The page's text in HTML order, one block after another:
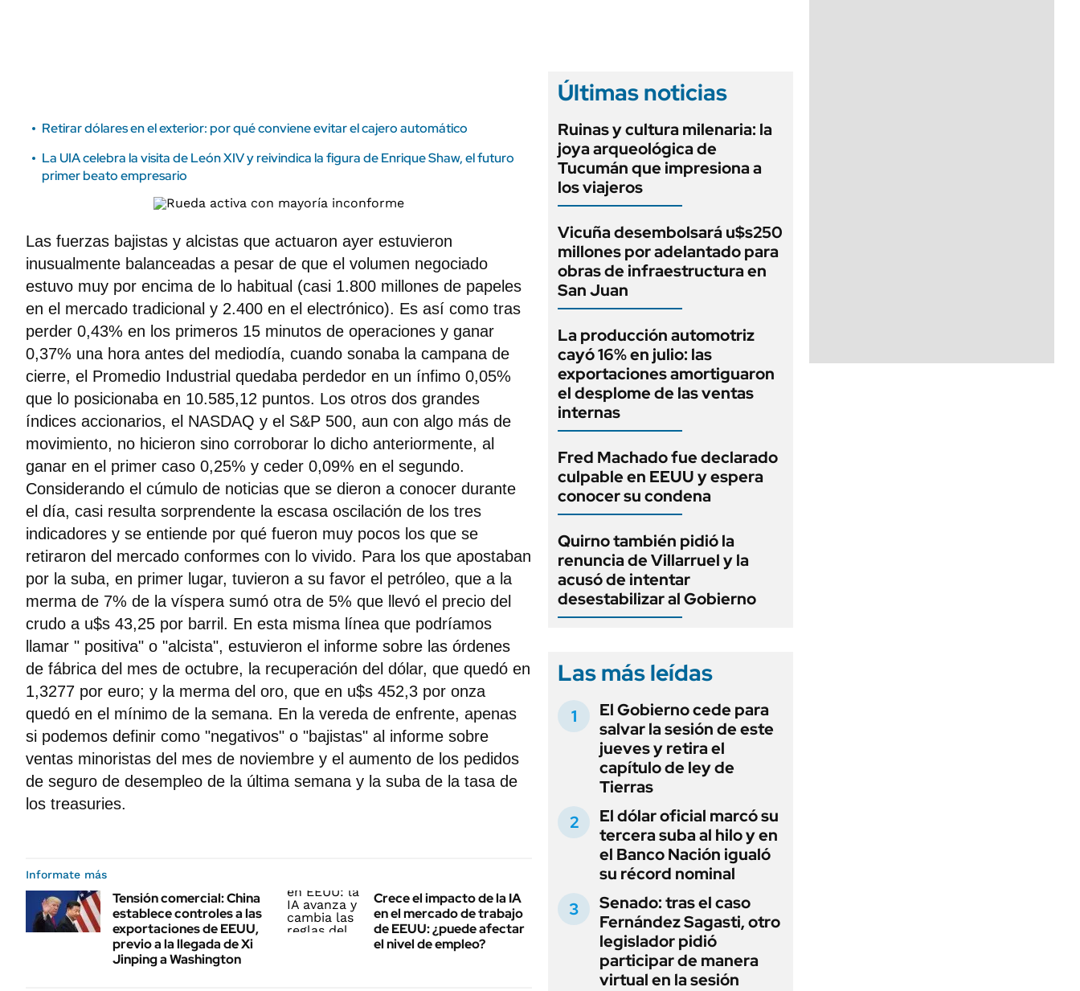
Retirar dólares en el exterior: por qué conviene evitar el cajero automático
La UIA celebra la visita de León XIV y reivindica la figura de Enrique Shaw, el futuro
primer beato empresario
Las fuerzas bajistas y alcistas que actuaron ayer estuvieron
inusualmente balanceadas a pesar de que el volumen negociado
estuvo muy por encima de lo habitual (casi 1.800 millones de papeles
en el mercado tradicional y 2.400 en el electrónico). Es así como tras
perder 0,43% en los primeros 15 minutos de operaciones y ganar
0,37% una hora antes del mediodía, cuando sonaba la campana de
cierre, el Promedio Industrial quedaba perdedor en un ínfimo 0,05%
que lo posicionaba en 10.585,12 puntos. Los otros dos grandes
índices accionarios, el NASDAQ y el S&P 500, aun con algo más de
movimiento, no hicieron sino corroborar lo dicho anteriormente, al
ganar en el primer caso 0,25% y ceder 0,09% en el segundo.
Considerando el cúmulo de noticias que se dieron a conocer durante
el día, casi resulta sorprendente la escasa oscilación de los tres
indicadores y se entiende por qué fueron muy pocos los que se
retiraron del mercado conformes con lo vivido. Para los que apostaban
por la suba, en primer lugar, tuvieron a su favor el petróleo, que a la
merma de 7% de la víspera sumó otra de 5% que llevó el precio del
crudo a u$s 43,25 por barril. En esta misma línea que podríamos
llamar " positiva" o "alcista", estuvieron el informe sobre las órdenes
de fábrica del mes de octubre, la recuperación del dólar, que quedó en
1,3277 por euro; y la merma del oro, que en u$s 452,3 por onza
quedó en el mínimo de la semana. En la vereda de enfrente, apenas
si podemos definir como "negativos" o "bajistas" al informe sobre
ventas minoristas del mes de noviembre y el aumento de los pedidos
de seguro de desempleo de la última semana y la suba de la tasa de
los treasuries.
Informate más
Tensión comercial: China
establece controles a las
exportaciones de EEUU,
previo a la llegada de Xi
Jinping a Washington
Crece el impacto de la IA
en el mercado de trabajo
de EEUU: ¿puede afectar
el nivel de empleo?
Últimas noticias
Ruinas y cultura milenaria: la
joya arqueológica de
Tucumán que impresiona a
los viajeros
Vicuña desembolsará u$s250
millones por adelantado para
obras de infraestructura en
San Juan
La producción automotriz
cayó 16% en julio: las
exportaciones amortiguaron
el desplome de las ventas
internas
Fred Machado fue declarado
culpable en EEUU y espera
conocer su condena
Quirno también pidió la
renuncia de Villarruel y la
acusó de intentar
desestabilizar al Gobierno
Las más leídas
El Gobierno cede para
salvar la sesión de este
jueves y retira el
capítulo de ley de
Tierras
El dólar oficial marcó su
tercera suba al hilo y en
el Banco Nación igualó
su récord nominal
Senado: tras el caso
Fernández Sagasti, otro
legislador pidió
participar de manera
virtual en la sesión